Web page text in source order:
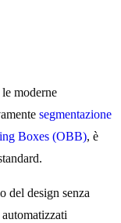
moderne
segmentazione
Boxes (OBB), è
del design senza